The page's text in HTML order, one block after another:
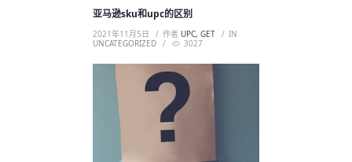
亚马逊sku和upc的区别
2021年11月5日 作者 UPC, GET
IN
UNCATEGORIZED
3027